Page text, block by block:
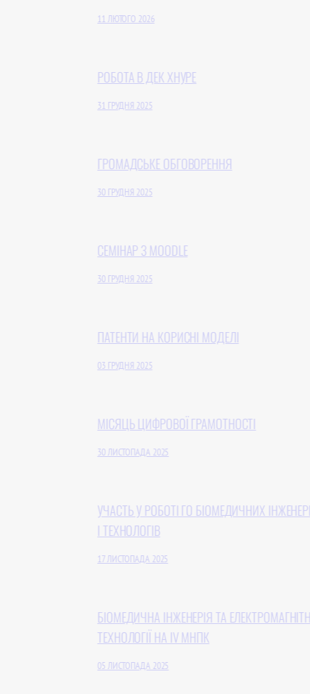
11 ЛЮТОГО 2026
РОБОТА В ДЕК ХНУРЕ
31 ГРУДНЯ 2025
ГРОМАДСЬКЕ ОБГОВОРЕННЯ
30 ГРУДНЯ 2025
СЕМІНАР З MOODLE
30 ГРУДНЯ 2025
ПАТЕНТИ НА КОРИСНІ МОДЕЛІ
03 ГРУДНЯ 2025
МІСЯЦЬ ЦИФРОВОЇ ГРАМОТНОСТІ
30 ЛИСТОПАДА 2025
УЧАСТЬ У РОБОТІ ГО БІОМЕДИЧНИХ ІНЖЕНЕРІВ
І ТЕХНОЛОГІВ
17 ЛИСТОПАДА 2025
БІОМЕДИЧНА ІНЖЕНЕРІЯ ТА ЕЛЕКТРОМАГНІТНІ
ТЕХНОЛОГІЇ НА IV МНПК
05 ЛИСТОПАДА 2025